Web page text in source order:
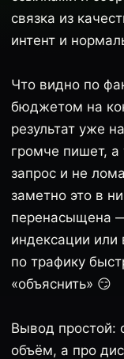
связка из
интент и
Что видно по
бюджетом на
результат уже
громче пишет, а
запрос и не
заметно это в
перенасыщена
индексации или
по трафику
«объяснить» 😏
Вывод простой:
объём, а про